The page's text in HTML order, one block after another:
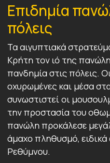
Επιδημία
πόλεις
Τα αιγυπτιακά
Κρήτη τον ιό της
πανδημία στις πόλεις.
οχυρωμένες και μέσα
συνωστιστεί οι
την προστασία του
πανώλη προκάλεσε
άμαχο πληθυσμό,
Ρεθύμνου.